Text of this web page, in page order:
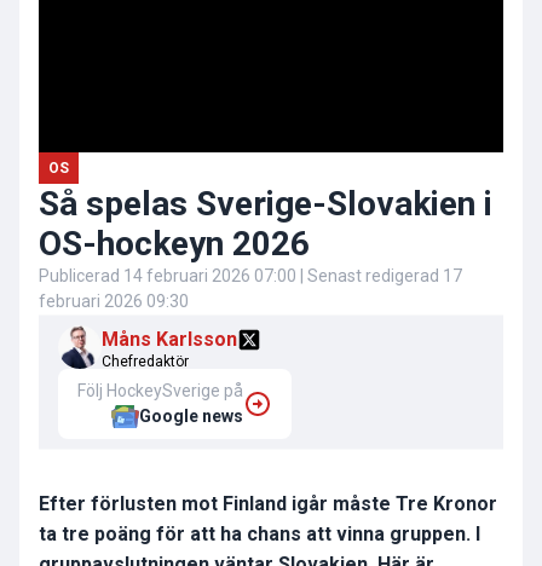
OS
Så spelas Sverige-Slovakien i
OS-hockeyn 2026
Publicerad 14 februari 2026 07:00 | Senast redigerad 17
februari 2026 09:30
Måns Karlsson
Chefredaktör
Följ HockeySverige på
Google news
Efter förlusten mot Finland igår måste Tre Kronor
ta tre poäng för att ha chans att vinna gruppen. I